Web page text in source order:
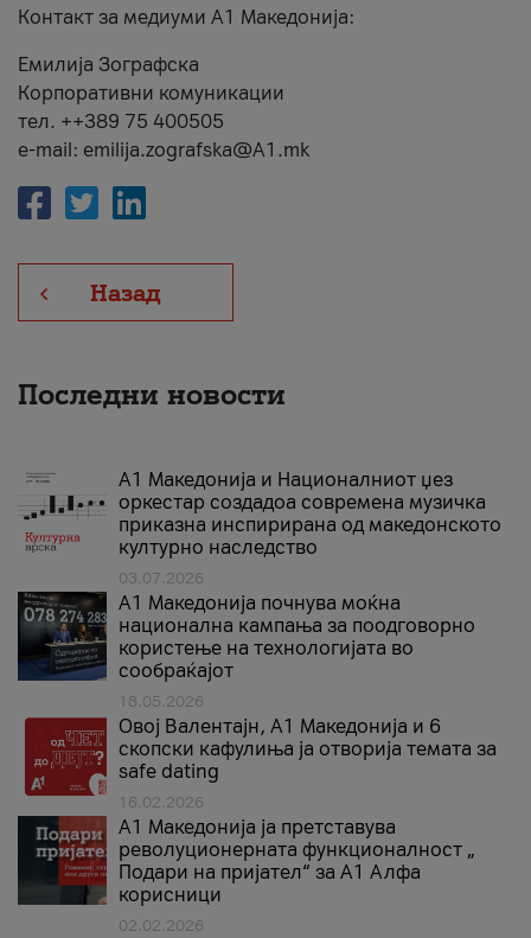
Контакт за медиуми А1 Македонија:
Емилија Зографска
Корпоративни комуникации
тел. ++389 75 400505
e-mail: emilija.zografska@A1.mk
Назад
Последни новости
А1 Македонија и Националниот џез
оркестар создадоа современа музичка
приказна инспирирана од македонското
културно наследство
03.07.2026
A1 Македонија почнува моќна
национална кампања за поодговорно
користење на технологијата во
сообраќајот
18.05.2026
Овој Валентајн, A1 Македонија и 6
скопски кафулиња ја отворија темата за
safe dating
16.02.2026
А1 Македонија ја претставува
револуционерната функционалност „
Подари на пријател“ за А1 Алфа
корисници
02.02.2026